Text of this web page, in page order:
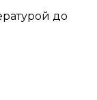
до